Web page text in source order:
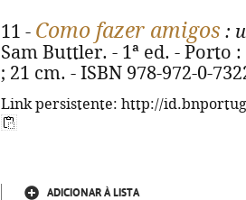
11 - Como fazer amigos :
Sam Buttler. - 1ª ed. - Porto
; 21 cm. - ISBN 978-972-0-
Link persistente: http://
ADICIONAR À LISTA